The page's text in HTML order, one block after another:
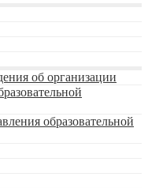
об организации
образовательной